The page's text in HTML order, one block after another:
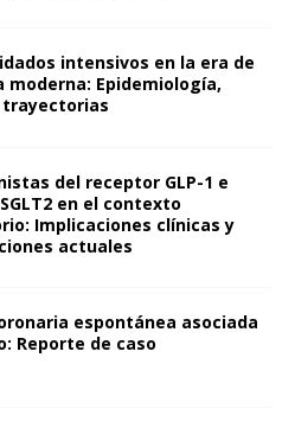
intensivos en la era de
moderna: Epidemiología,
del receptor GLP-1 e
en el contexto
Implicaciones clínicas y
actuales
espontánea asociada
Reporte de caso